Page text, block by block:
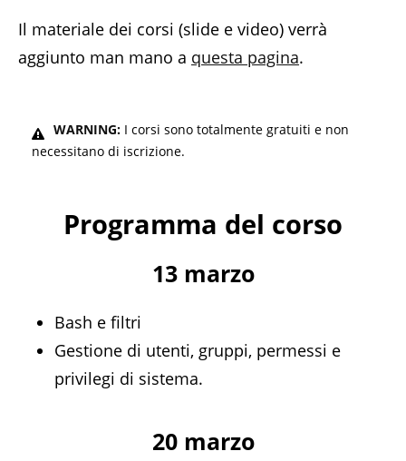
Il materiale dei corsi (slide e video) verrà
aggiunto man mano a questa pagina.
WARNING: I corsi sono totalmente gratuiti e non
necessitano di iscrizione.
Programma del corso
13 marzo
Bash e filtri
Gestione di utenti, gruppi, permessi e
privilegi di sistema.
20 marzo